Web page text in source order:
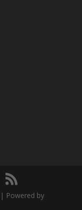
| Powered by